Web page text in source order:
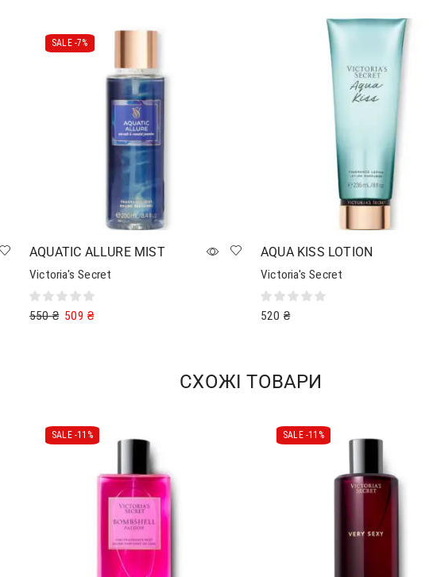
SALE -7%
AQUATIC ALLURE MIST
Victoria's Secret
550₴ 509₴
AQUA KISS LOTION
Victoria's Secret
520 ₴
СХОЖІ ТОВАРИ
SALE -11% SALE -11%